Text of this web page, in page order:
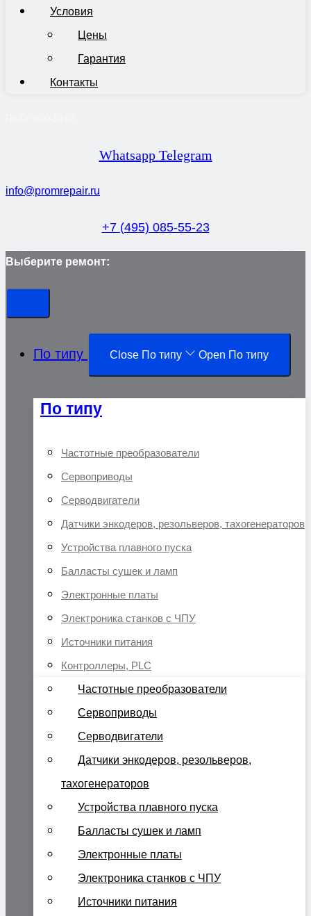
Условия
Цены
Гарантия
Контакты
Whatsapp Telegram
info@promrepair.ru
+7 (495) 085-55-23
Выберите ремонт:
По типу Close По типу Open По типу
По типу
Частотные преобразователи
Сервоприводы
Серводвигатели
Датчики энкодеров, резольверов, тахогенераторов
Устройства плавного пуска
Балласты сушек и ламп
Электронные платы
Электроника станков с ЧПУ
Источники питания
Контроллеры, PLC
Частотные преобразователи
Сервоприводы
Серводвигатели
Датчики энкодеров, резольверов,
тахогенераторов
Устройства плавного пуска
Балласты сушек и ламп
Электронные платы
Электроника станков с ЧПУ
Источники питания